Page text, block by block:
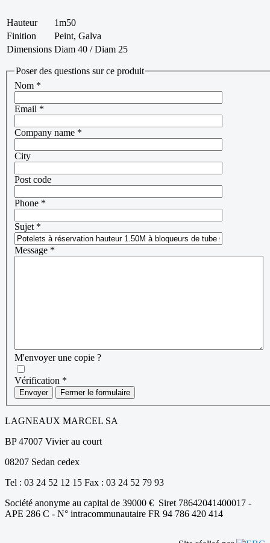
Hauteur
1m50
Finition
Peint, Galva
Dimensions Diam 40 / Diam 25
Poser des questions sur ce produit
Nom *
Email *
Company name *
City
Post code
Phone *
Sujet *
Message *
M'envoyer une copie ?
Vérification *
Envoyer Fermer le formulaire
LAGNEAUX MARCEL SA
BP 47007 Vivier au court
08207 Sedan cedex
Tel : 03 24 52 12 15 Fax : 03 24 52 79 93
Société anonyme au capital de 39000 € Siret 78642041400017 -
APE 286 C - N° intracommunautaire FR 94 786 420 414